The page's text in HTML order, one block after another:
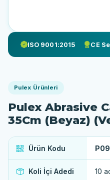
ISO 9001:2015 CE
Pulex Ürünleri
Pulex Abrasive
35Cm (Beyaz)
Ürün Kodu
Koli İçi Adedi 10